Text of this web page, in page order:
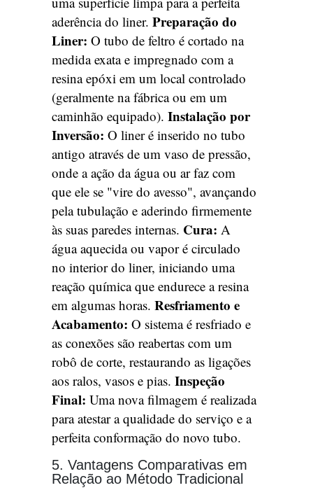
aderência do liner. Preparação do
Liner: O tubo de feltro é cortado na
medida exata e impregnado com a
resina epóxi em um local controlado
(geralmente na fábrica ou em um
caminhão equipado). Instalação por
Inversão: O liner é inserido no tubo
antigo através de um vaso de pressão,
onde a ação da água ou ar faz com
que ele se "vire do avesso", avançando
pela tubulação e aderindo firmemente
às suas paredes internas. Cura: A
água aquecida ou vapor é circulado
no interior do liner, iniciando uma
reação química que endurece a resina
em algumas horas. Resfriamento e
Acabamento: O sistema é resfriado e
as conexões são reabertas com um
robô de corte, restaurando as ligações
aos ralos, vasos e pias. Inspeção
Final: Uma nova filmagem é realizada
para atestar a qualidade do serviço e a
perfeita conformação do novo tubo.
5. Vantagens Comparativas em
Relação ao Método Tradicional